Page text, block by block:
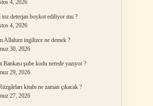
4, 2026
deterjan boykot ediliyor mu ?
4, 2026
Allahım ingilizce ne demek ?
30, 2026
Bankası şube kodu nerede yazıyor ?
29, 2026
kitabı ne zaman çıkacak ?
27, 2026